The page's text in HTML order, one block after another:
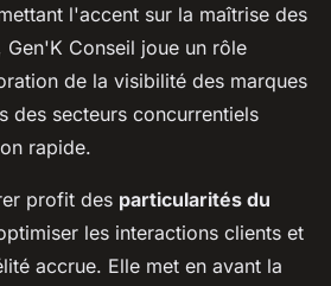
l'accent sur la maîtrise des
Gen'K Conseil joue un rôle
de la visibilité des marques
des secteurs concurrentiels
rapide.
profit des particularités du
les interactions clients et
accrue. Elle met en avant la